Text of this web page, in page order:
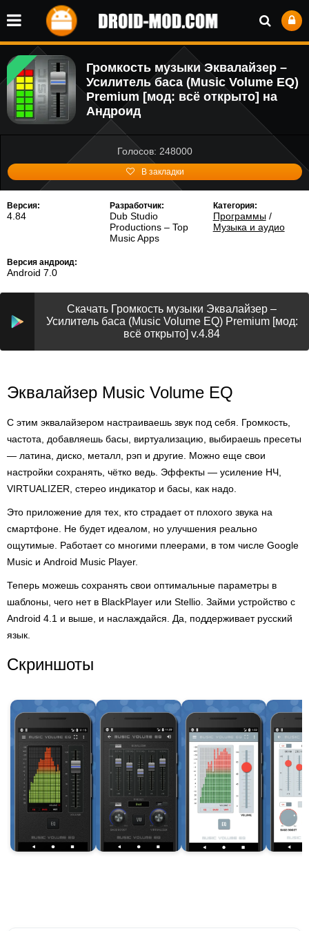
Громкость музыки Эквалайзер –
Усилитель баса (Music Volume EQ)
Premium [мод: всё открыто] на
Андроид
Голосов: 248000
В закладки
Версия:
4.84
Разработчик:
Dub Studio
Productions – Top
Music Apps
Категория:
Программы/
Музыка и аудио
Версия андроид:
Android 7.0
Скачать Громкость музыки Эквалайзер –
Усилитель баса (Music Volume EQ) Premium [мод:
всё открыто] v.4.84
Эквалайзер Music Volume EQ
С этим эквалайзером настраиваешь звук под себя. Громкость,
частота, добавляешь басы, виртуализацию, выбираешь пресеты
— латина, диско, металл, рэп и другие. Можно еще свои
настройки сохранять, чётко ведь. Эффекты — усиление НЧ,
VIRTUALIZER, стерео индикатор и басы, как надо.
Это приложение для тех, кто страдает от плохого звука на
смартфоне. Не будет идеалом, но улучшения реально
ощутимые. Работает со многими плеерами, в том числе Google
Music и Android Music Player.
Теперь можешь сохранять свои оптимальные параметры в
шаблоны, чего нет в BlackPlayer или Stellio. Займи устройство с
Android 4.1 и выше, и наслаждайся. Да, поддерживает русский
язык.
Скриншоты